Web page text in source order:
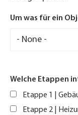
Um was für ein
Welche Etappen
Etappe 1 |
Etappe 2 |